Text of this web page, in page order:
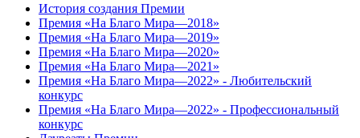
История создания Премии
Премия «На Благо Мира—2018»
Премия «На Благо Мира—2019»
Премия «На Благо Мира—2020»
Премия «На Благо Мира—2021»
Премия «На Благо Мира—2022» - Любительский
конкурс
Премия «На Благо Мира—2022» - Профессиональный
конкурс